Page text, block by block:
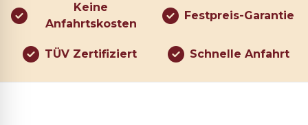
Keine
Anfahrtskosten
Festpreis-Garantie
TÜV Zertifiziert Schnelle Anfahrt